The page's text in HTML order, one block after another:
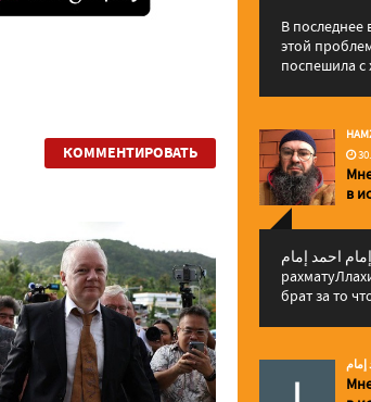
КОММЕНТИРОВАТЬ
В последнее
этой
поспешила
в
إمام احمد إمام , Ва алейкум ассалам ва
брат за то
إمام